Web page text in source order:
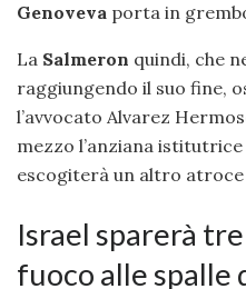
Genoveva porta in
La Salmeron quindi, che
raggiungendo il suo fine,
l’avvocato Alvarez
mezzo l’anziana
escogiterà un altro
Israel sparerà
fuoco alle spalle